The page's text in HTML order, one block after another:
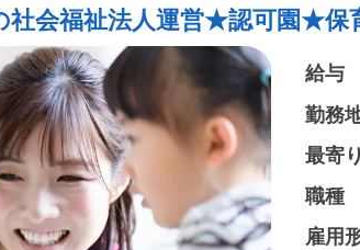
社会福祉法人運営★認可園★保
給与
勤務
最寄
職種
雇用